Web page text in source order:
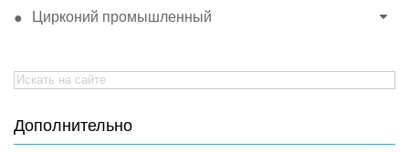
Цирконий промышленный
Search
for:
Дополнительно